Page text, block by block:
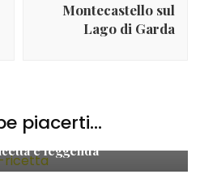
Montecastello sul
Lago di Garda
piacerti...
dintorni
e leggenda